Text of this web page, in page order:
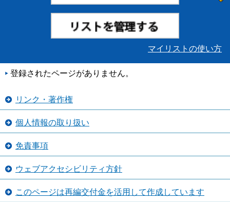
マイリストの使い方
登録されたページがありません。
リンク・著作権
個人情報の取り扱い
免責事項
ウェブアクセシビリティ方針
このページは再編交付金を活用して作成しています